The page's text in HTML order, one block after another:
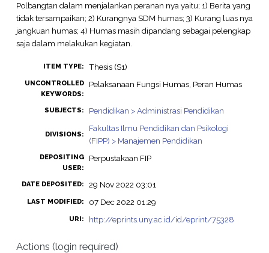
Polbangtan dalam menjalankan peranan nya yaitu; 1) Berita yang
tidak tersampaikan; 2) Kurangnya SDM humas; 3) Kurang luas nya
jangkuan humas; 4) Humas masih dipandang sebagai pelengkap
saja dalam melakukan kegiatan.
ITEM TYPE: Thesis (S1)
UNCONTROLLED
KEYWORDS:
Pelaksanaan Fungsi Humas, Peran Humas
SUBJECTS: Pendidikan > Administrasi Pendidikan
DIVISIONS:
Fakultas Ilmu Pendidikan dan Psikologi
(FIPP) > Manajemen Pendidikan
DEPOSITING
USER:
Perpustakaan FIP
DATE DEPOSITED: 29 Nov 2022 03:01
LAST MODIFIED: 07 Dec 2022 01:29
URI: http://eprints.uny.ac.id/id/eprint/75328
Actions (login required)